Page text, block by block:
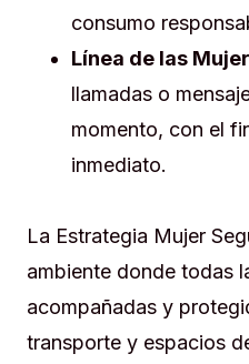
consumo
Línea de las
llamadas o
momento, con el
inmediato.
La Estrategia Mujer
ambiente donde todas
acompañadas y
transporte y espacios